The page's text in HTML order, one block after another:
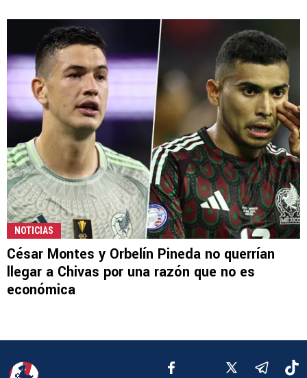
NOTICIAS
César Montes y Orbelín Pineda no querrían
llegar a Chivas por una razón que no es
económica